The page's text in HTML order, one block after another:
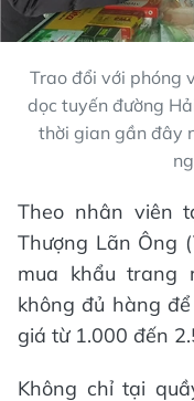
Trao đổi với phóng
dọc tuyến đường
thời gian gần đây
Theo nhân viên
Thượng Lãn Ông
mua khẩu trang
không đủ hàng
giá từ 1.000 đến
Không chỉ tại